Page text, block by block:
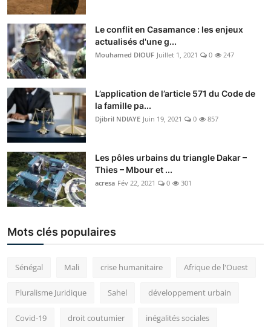
Le conflit en Casamance : les enjeux
actualisés d'une g...
Mouhamed DIOUF Juillet 1, 2021 0 247
L’application de l’article 571 du Code de
la famille pa...
Djibril NDIAYE Juin 19, 2021 0 857
Les pôles urbains du triangle Dakar –
Thies – Mbour et ...
acresa Fév 22, 2021 0 301
Mots clés populaires
Sénégal Mali crise humanitaire Afrique de l'Ouest
Pluralisme Juridique Sahel développement urbain
Covid-19 droit coutumier inégalités sociales